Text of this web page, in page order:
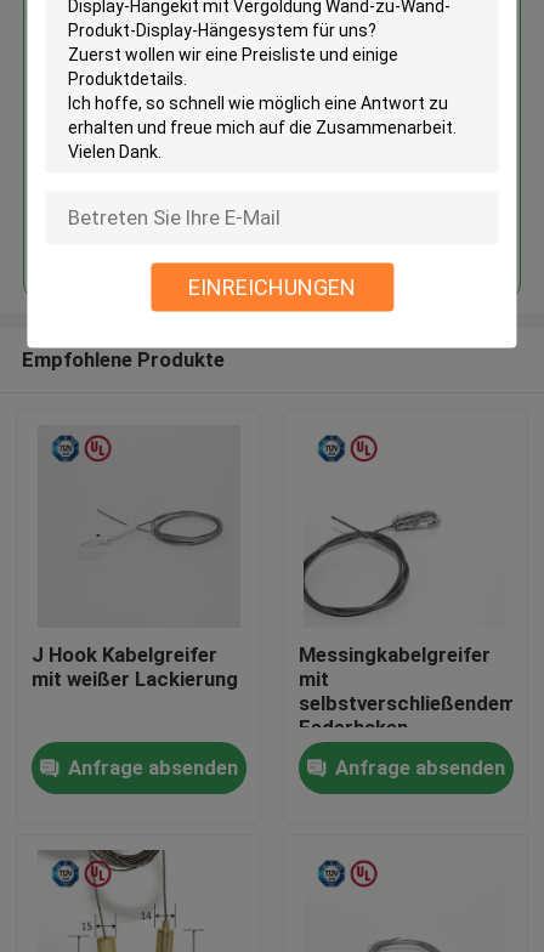
EINREICHUNGEN
Haus
Produkte
Videos
Großhandel Messing-Billboard-
Wand-zu-Wand-Produkt-
Display-Hängesystem
Empfohlene Produkte
J Hook Kabelgreifer
mit weißer Lackierung
Anfrage absenden
Messingkabelgreifer
mit
selbstverschließendem
Federhaken,
verstellbarer
Drahtgriff
Anfrage absenden